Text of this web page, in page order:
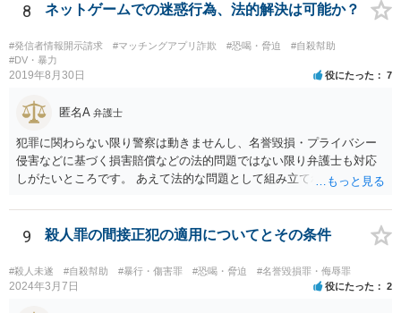
8 ネットゲームでの迷惑行為、法的解決は可能か？
#発信者情報開示請求 #マッチングアプリ詐欺 #恐喝・脅迫
#自殺幇助
#DV・暴力
2019年8月30日 役にたった 7
匿名A 弁護士
犯罪に関わらない限り警察は動きませんし、名誉毀損・プライバシー
侵害などに基づく損害賠償などの法的問題ではない限り弁護士も対応
しがたいところです。 あえて法的な問題として組み立てれば、迷惑な
考えられますが、発信者情報開示などで加害者の住所氏名を特定する
には最低でも３０万円以上の弁護士費用は必要になってくるかと思い
ます。ゲームではなく弁護士に課金しても、さほど面白くないのでは
ないですか。 逆に費用の点からして、加害者が訴訟を考えているとか
の話も、かなりの高確率でマユツバかなと思います。ゲーム内の結婚
9 殺人罪の間接正犯の適用についてとその条件
#殺人未遂 #自殺幇助 #暴行・傷害罪 #恐喝・脅迫 #名誉毀損罪・侮辱罪
2024年3月7日 役にたった 2